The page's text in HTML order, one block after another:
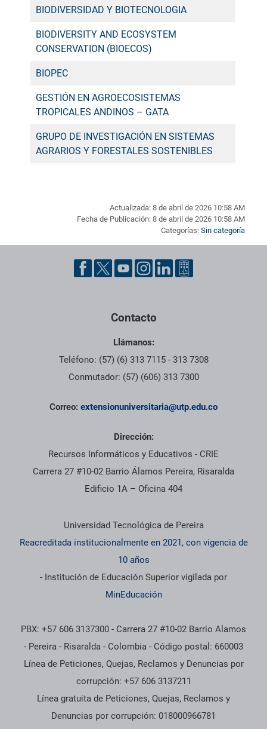
BIODIVERSIDAD Y BIOTECNOLOGIA
BIODIVERSITY AND ECOSYSTEM
CONSERVATION (BIOECOS)
BIOPEC
GESTIÓN EN AGROECOSISTEMAS
TROPICALES ANDINOS – GATA
GRUPO DE INVESTIGACIÓN EN SISTEMAS
AGRARIOS Y FORESTALES SOSTENIBLES
Actualizada: 8 de abril de 2026 10:58 AM
Fecha de Publicación: 8 de abril de 2026 10:58 AM
Categorías: Sin categoría
Pie de página con información de contacto, redes sociales y
Contacto
Llámanos:
Teléfono: (57) (6) 313 7115 - 313 7308
Conmutador: (57) (606) 313 7300
Correo: extensionuniversitaria@utp.edu.co
Dirección:
Recursos Informáticos y Educativos - CRIE
Carrera 27 #10-02 Barrio Álamos Pereira, Risaralda
Edificio 1A – Oficina 404
Información institucional
Universidad Tecnológica de Pereira
Reacreditada institucionalmente en 2021, con vigencia de
10 años
- Institución de Educación Superior vigilada por
MinEducación
PBX: +57 606 3137300 - Carrera 27 #10-02 Barrio Alamos
- Pereira - Risaralda - Colombia - Código postal: 660003
Línea de Peticiones, Quejas, Reclamos y Denuncias por
corrupción: +57 606 3137211
Línea gratuita de Peticiones, Quejas, Reclamos y
Denuncias por corrupción: 018000966781